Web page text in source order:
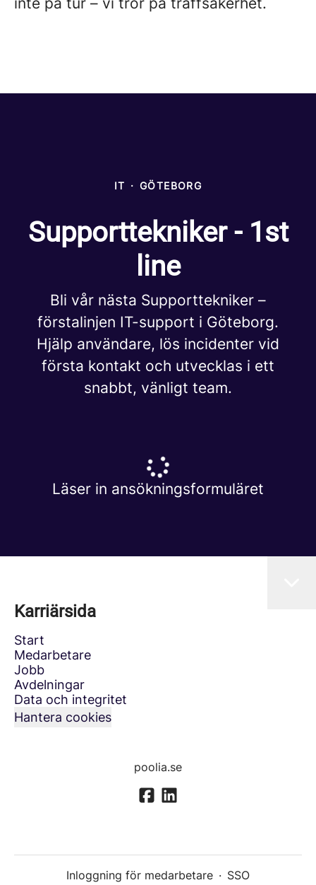
IT · GÖTEBORG
Supporttekniker - 1st
line
Bli vår nästa Supporttekniker –
förstalinjen IT-support i Göteborg.
Hjälp användare, lös incidenter vid
första kontakt och utvecklas i ett
snabbt, vänligt team.
Läser in ansökningsformuläret
Karriärsida
Start
Medarbetare
Jobb
Avdelningar
Data och integritet
Hantera cookies
poolia.se
Inloggning för medarbetare · SSO